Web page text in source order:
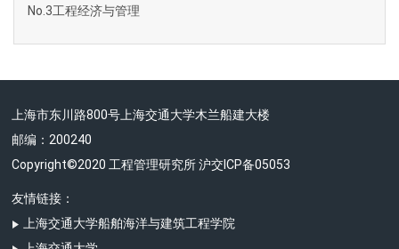
No.3工程经济与管理
上海市东川路800号上海交通大学木兰船建大楼
邮编：200240
Copyright©2020 工程管理研究所 沪交ICP备05053
友情链接：
上海交通大学船舶海洋与建筑工程学院